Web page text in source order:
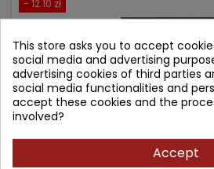
- 12.10 zł
This store asks you to accept
social media and advertising
advertising cookies of third parties
social media functionalities and
accept these cookies and the
involved?
Accept